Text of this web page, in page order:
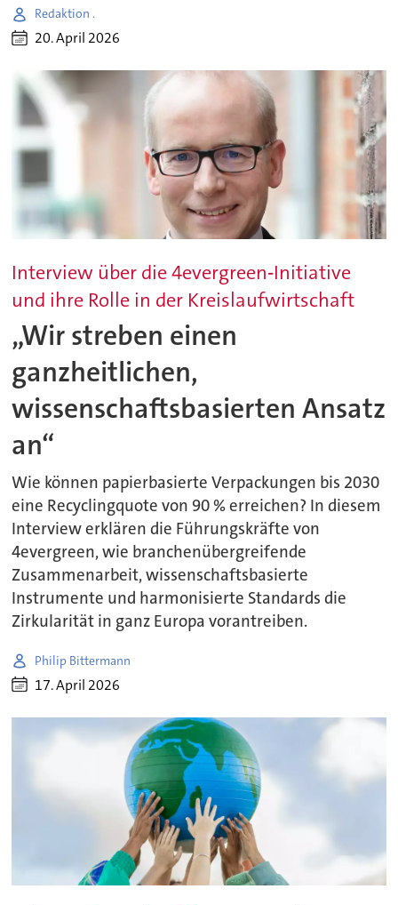
Redaktion .
20. April 2026
Interview über die 4evergreen‑Initiative
und ihre Rolle in der Kreislaufwirtschaft
„Wir streben einen
ganzheitlichen,
wissenschaftsbasierten Ansatz
an“
Wie können papierbasierte Verpackungen bis 2030
eine Recyclingquote von 90 % erreichen? In diesem
Interview erklären die Führungskräfte von
4evergreen, wie branchenübergreifende
Zusammenarbeit, wissenschaftsbasierte
Instrumente und harmonisierte Standards die
Zirkularität in ganz Europa vorantreiben.
Philip Bittermann
17. April 2026